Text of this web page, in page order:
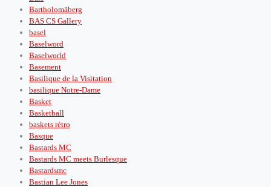
Bartholomäberg
BAS CS Gallery
basel
Baselword
Baselworld
Basement
Basilique de la Visitation
basilique Notre-Dame
Basket
Basketball
baskets rétro
Basque
Bastards MC
Bastards MC meets Burlesque
Bastardsmc
Bastian Lee Jones